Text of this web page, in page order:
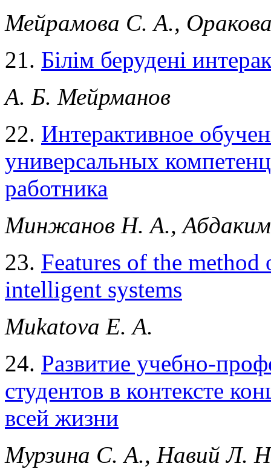
Мейрамова С. А.,
21. Білім берудені
А. Б. Мейрманов
22. Интерактивное
универсальных
работника
Минжанов Н. А.,
23. Features of the
intelligent systems
Mukatova E. А.
24. Развитие учебно-
студентов в контексте
всей жизни
Мурзина С. А., Навий Л.